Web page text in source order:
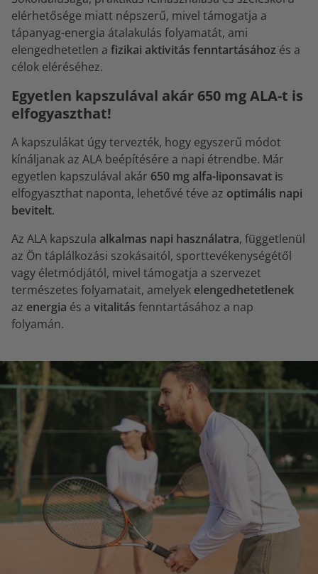
elérhetősége miatt népszerű, mivel támogatja a
tápanyag-energia átalakulás folyamatát, ami
elengedhetetlen a fizikai aktivitás fenntartásához és a
célok eléréséhez.
Egyetlen kapszulával akár 650 mg ALA-t is
elfogyaszthat!
A kapszulákat úgy tervezték, hogy egyszerű módot
kínáljanak az ALA beépítésére a napi étrendbe. Már
egyetlen kapszulával akár 650 mg alfa-liponsavat is
elfogyaszthat naponta, lehetővé téve az optimális napi
bevitelt.
Az ALA kapszula alkalmas napi használatra, függetlenül
az Ön táplálkozási szokásaitól, sporttevékenységétől
vagy életmódjától, mivel támogatja a szervezet
természetes folyamatait, amelyek elengedhetetlenek
az energia és a vitalitás fenntartásához a nap
folyamán.